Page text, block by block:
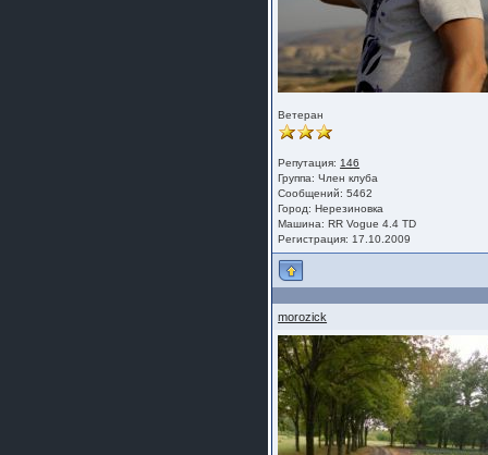
Ветеран
Репутация: 146
Группа:Член клуба
Сообщений: 5462
Город: Нерезиновка
Машина: RR Vogue 4.4 TD
Регистрация: 17.10.2009
morozick